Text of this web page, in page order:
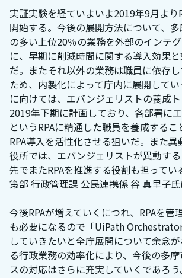
実証実験を経ていよいよ2019年9月より
開始する。今後の展開方法について、
の多い上位20％の業務を外部のインテ
に、早期に削減時間に関する導入効果
だ。またそれ以外の業務は職員に依存
ため、内製化によって庁内に展開して
に向けては、エバンジェリストの養成
2019年下期に計画しており、各部署に
というRPAに精通した職員を養成する
RPA導入を活性化させる狙いだ。また
役所では、エバンジェリストが異動す
先でまたRPAを推進する役割も担って
策部 行政管理課 公民連携係 谷 真里子氏
今後RPAが増えていくにつれ、RPAを管
も必要になるので「UiPath
していきたいと全庁展開について余念
る行政業務の効率化により、今後の多
スの対応はさらに充実していくであろう